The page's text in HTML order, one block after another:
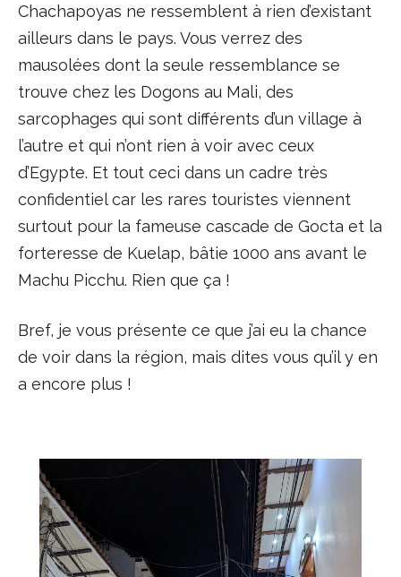
Chachapoyas ne ressemblent à rien d’existant
ailleurs dans le pays. Vous verrez des
mausolées dont la seule ressemblance se
trouve chez les Dogons au Mali, des
sarcophages qui sont différents d’un village à
l’autre et qui n’ont rien à voir avec ceux
d’Egypte. Et tout ceci dans un cadre très
confidentiel car les rares touristes viennent
surtout pour la fameuse cascade de Gocta et la
forteresse de Kuelap, bâtie 1000 ans avant le
Machu Picchu. Rien que ça !
Bref, je vous présente ce que j’ai eu la chance
de voir dans la région, mais dites vous qu’il y en
a encore plus !